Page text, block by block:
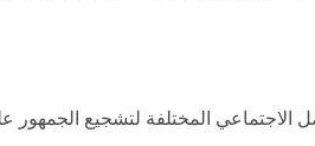
المختلفة لتشجيع الجمهور